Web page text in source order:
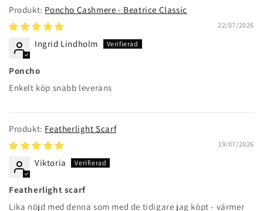
Poncho Cashmere - Beatrice Classic
22/07/2026
Ingrid Lindholm
Poncho
Enkelt köp snabb leverans
Featherlight Scarf
19/07/2026
Viktoria
Featherlight scarf
Lika nöjd med denna som med de tidigare jag köpt - värmer